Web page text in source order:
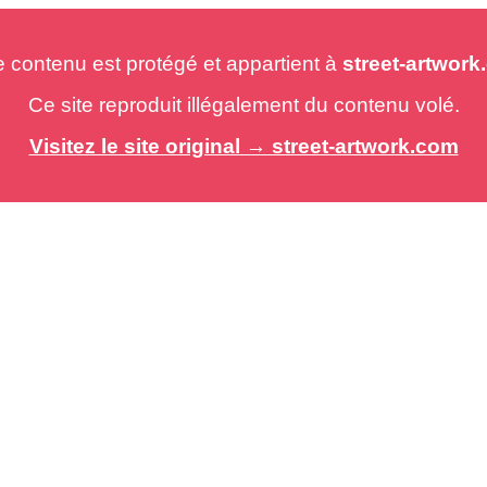
est protégé et appartient à street-
Ce site reproduit illégalement du contenu volé.
Visitez le site original → street-artwork.com